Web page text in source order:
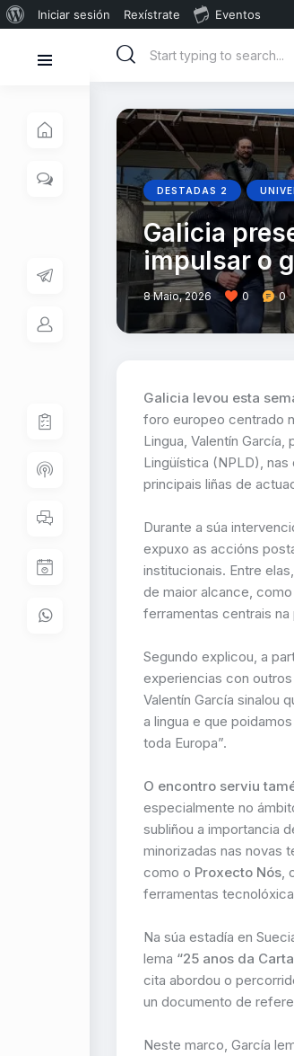
Iniciar sesión Rexístrate Eventos
DESTADAS 2
Galicia
impulsar o
8 Maio, 2026 0 0
Galicia levou esta
foro europeo centrado
Lingua, Valentín
Lingüística (NPLD),
principais liñas de
Durante a súa
expuxo as accións
institucionais. Entre
de maior alcance, como
ferramentas centrais
Segundo explicou, a
experiencias con
Valentín García sinalou
a lingua e que
toda Europa”.
O encontro serviu
especialmente no
subliñou a importancia
minorizadas nas novas
como o Proxecto Nós,
ferramentas
Na súa estadía en
lema “25 anos da
cita abordou o
un documento de
Neste marco, García